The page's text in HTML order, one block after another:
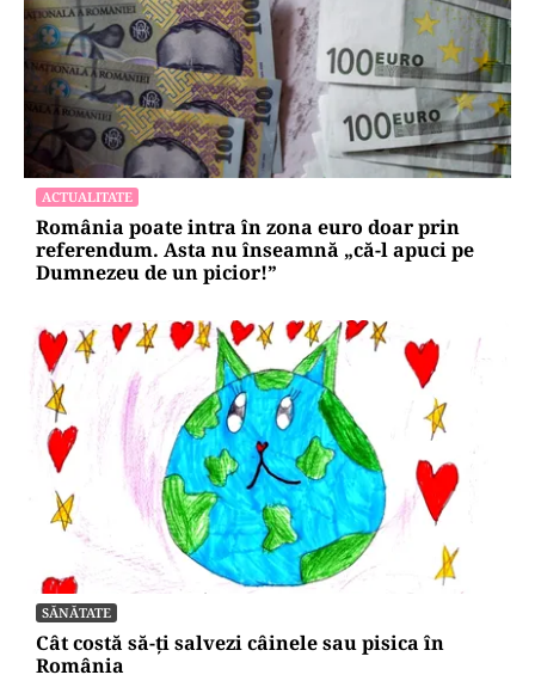
ACTUALITATE
România poate intra în zona euro doar prin
referendum. Asta nu înseamnă „că-l apuci pe
Dumnezeu de un picior!”
SĂNĂTATE
Cât costă să-ți salvezi câinele sau pisica în
România